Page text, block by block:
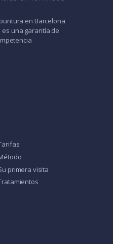
en Barcelona
es una garantía de
primera visita